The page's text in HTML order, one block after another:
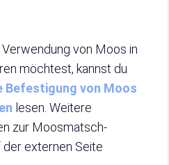
von Moos in
möchtest, kannst du
Befestigung von Moos
lesen. Weitere
zur Moosmatsch-
externen Seite